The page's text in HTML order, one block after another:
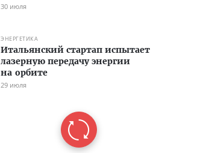
30 июля
ЭНЕРГЕТИКА
Итальянский стартап испытает
лазерную передачу энергии
на орбите
29 июля